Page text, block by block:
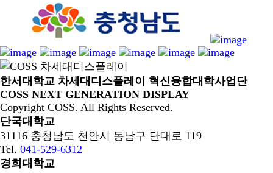
한서대학교 차세대디스플레이 혁신융합대학사업단
COSS NEXT GENERATION DISPLAY
Copyright COSS. All Rights Reserved.
단국대학교
31116 충청남도 천안시 동남구 단대로 119
Tel. 041-529-6312
경희대학교